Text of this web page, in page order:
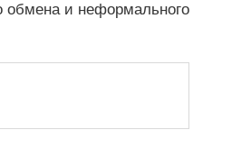
обмена и неформального